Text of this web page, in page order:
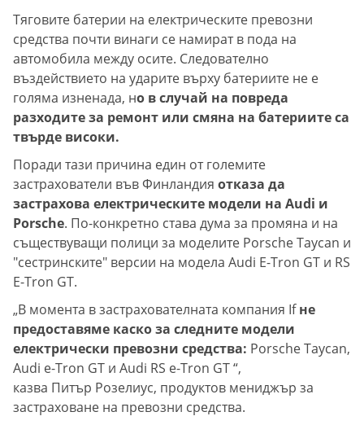
Тяговите батерии на електрическите превозни
средства почти винаги се намират в пода на
автомобила между осите. Следователно
въздействието на ударите върху батериите не е
голяма изненада, но в случай на повреда
разходите за ремонт или смяна на батериите са
твърде високи.
Поради тази причина един от големите
застрахователи във Финландия отказа да
застрахова електрическите модели на Audi и
Porsche. По-конкретно става дума за промяна и на
съществуващи полици за моделите Porsche Taycan и
"сестринските" версии на модела Audi E-Tron GT и RS
E-Tron GT.
„В момента в застрахователната компания Ifне
предоставяме каско за следните модели
електрически превозни средства: Porsche Taycan,
Audi e-Tron GT и Audi RS e-Tron GT “,
казва Питър Розелиус, продуктов мениджър за
застраховане на превозни средства.